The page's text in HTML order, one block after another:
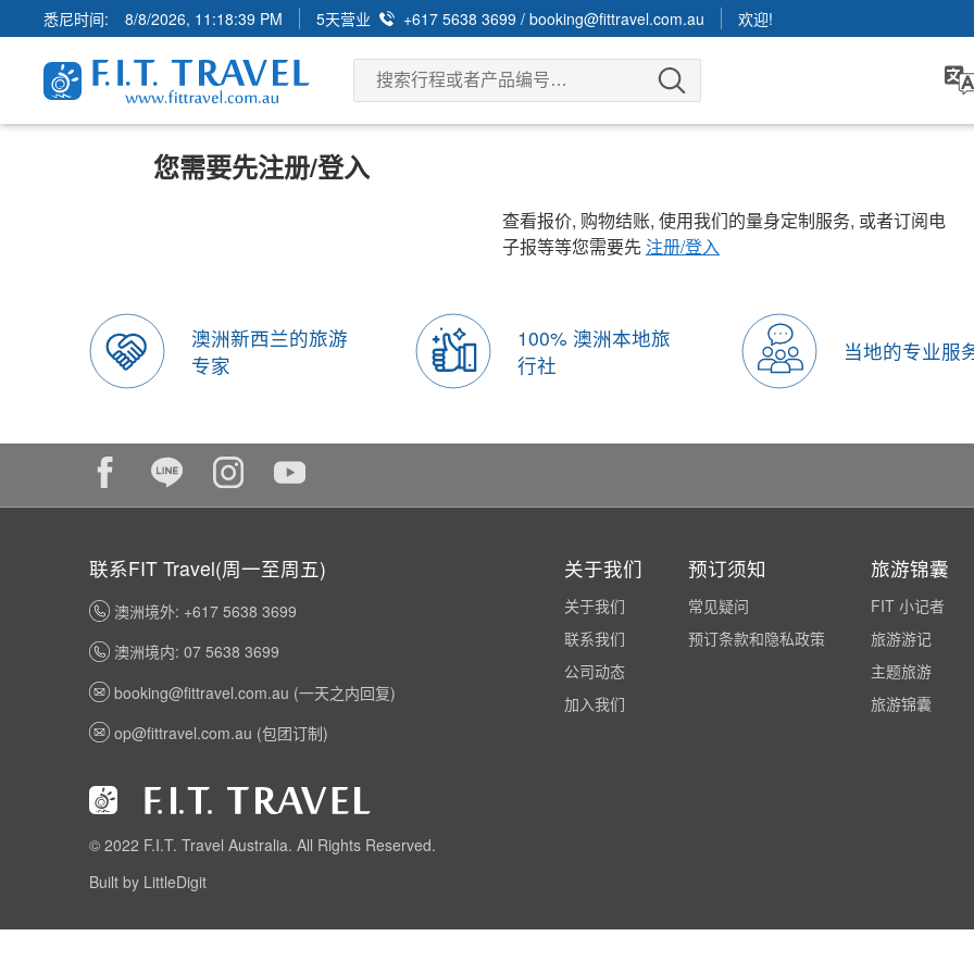
悉尼时间: 8/8/2026, 11:18:39 PM 5天营业 +617 5638 3699 /booking@fittravel.com.au 欢迎!
您需要先注册/登入
查看报价, 购物结账, 使用我们的量身定制服务, 或者订阅电
子报等等您需要先注册/登入
澳洲新西兰的旅游
专家
100% 澳洲本地旅
行社
当地的专业服
联系FIT Travel(周一至周五)
澳洲境外: +617 5638 3699
澳洲境内: 07 5638 3699
booking@fittravel.com.au (一天之内回复)
op@fittravel.com.au (包团订制)
关于我们
关于我们
联系我们
公司动态
加入我们
预订须知
常见疑问
预订条款和隐私政策
旅游锦囊
FIT 小记者
旅游游记
主题旅游
旅游锦囊
© 2022 F.I.T. Travel Australia. All Rights Reserved.
Built by LittleDigit